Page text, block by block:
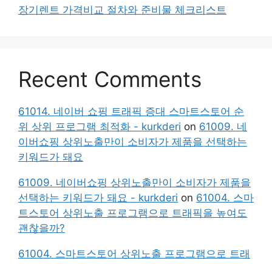
장기렌트 가격비교 절차와 준비물 체크리스트
Recent Comments
61014. 네이버 쇼핑 트래픽 증대 스마트스토어 순
위 상위 프로그램 최적화 - kurkderi on 61009. 네
이버쇼핑 상위노출만이 소비자가 제품을 선택하는
키워드가 돼요
61009. 네이버쇼핑 상위노출만이 소비자가 제품을
선택하는 키워드가 돼요 - kurkderi on 61004. 스마
트스토어 상위노출 프로그램으로 트래픽을 높여도
괜찮을까?
61004. 스마트스토어 상위노출 프로그램으로 트래